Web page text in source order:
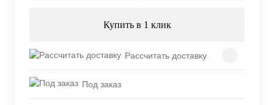
Купить в 1 клик
Рассчитать доставку
Под заказ